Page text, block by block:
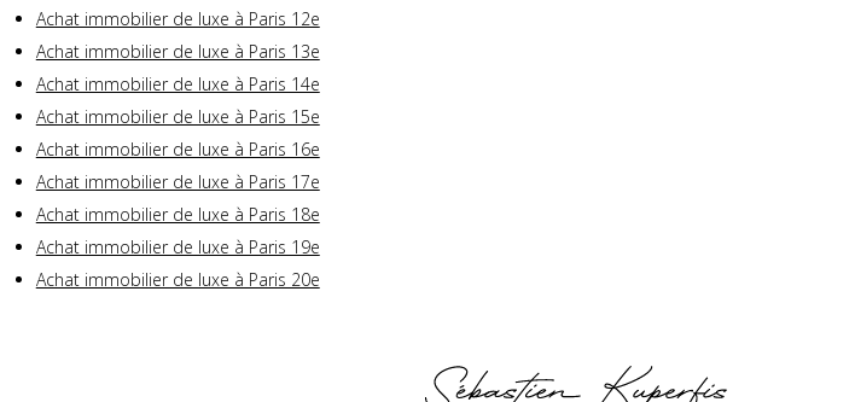
Achat immobilier de luxe à Paris 12e
Achat immobilier de luxe à Paris 13e
Achat immobilier de luxe à Paris 14e
Achat immobilier de luxe à Paris 15e
Achat immobilier de luxe à Paris 16e
Achat immobilier de luxe à Paris 17e
Achat immobilier de luxe à Paris 18e
Achat immobilier de luxe à Paris 19e
Achat immobilier de luxe à Paris 20e